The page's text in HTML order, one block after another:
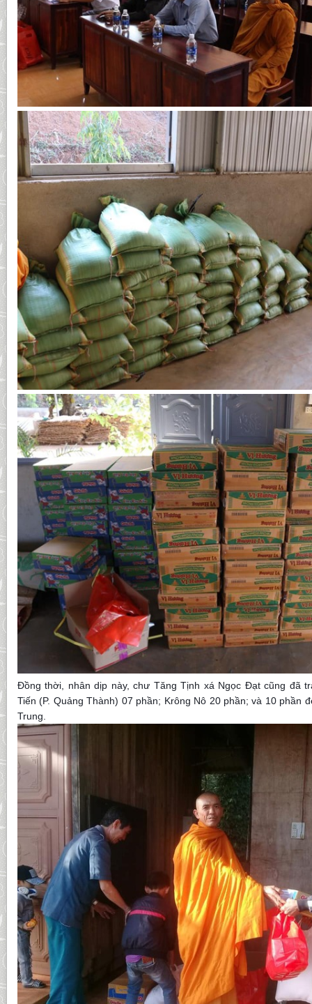
Đồng thời, nhân dịp này, chư Tăng Tịnh xá Ngọc Đạt cũng đã
Tiến (P. Quảng Thành) 07 phần; Krông Nô 20 phần; và 10 phần
Trung.